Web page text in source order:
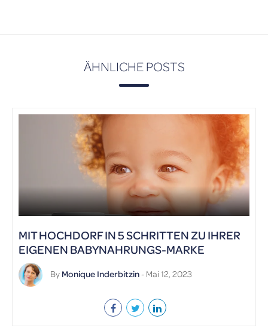
ÄHNLICHE POSTS
MIT HOCHDORF IN 5 SCHRITTEN ZU IHRER
EIGENEN BABYNAHRUNGS-MARKE
By Monique Inderbitzin- Mai 12, 2023